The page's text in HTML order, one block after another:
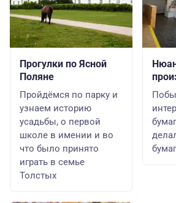
Прогулки по Ясной
Поляне
Пройдёмся по парку и
узнаем историю
усадьбы, о первой
школе в имении и во
что было принято
играть в семье
Толстых